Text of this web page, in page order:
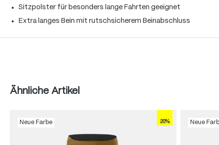
Sitzpolster für besonders lange Fahrten geeignet
Extra langes Bein mit rutschsicherem Beinabschluss
Produktgalerie überspringen
Ähnliche Artikel
20%
Neue Farbe Neue